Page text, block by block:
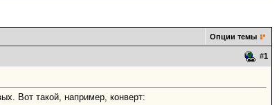
Опции темы
#1
Вот такой, например, конверт: